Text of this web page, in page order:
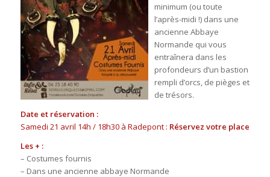
minimum (ou toute
l’après-midi !) dans une
ancienne Abbaye
Normande qui vous
entraînera dans les
profondeurs d’un bastion
rempli d’orcs, de pièges et
de trésors.
Date et réservation :
Samedi 21 avril 14h / 18h30 à Radepont : Réservez votre place
Les + :
– Costumes fournis
– Dans une ancienne abbaye Normande